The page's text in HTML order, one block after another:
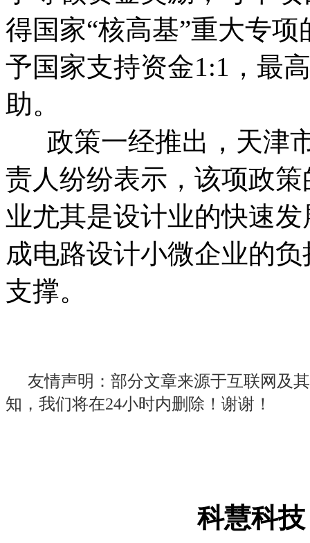
得国家“核高基”重大专
予国家支持资金1:1，最
助。
政策一经推出，天津
责人纷纷表示，该项政
业尤其是设计业的快速
成电路设计小微企业的
支撑。
友情声明：部分文章来源于互联网及
知，我们将在24小时内删除！谢谢！
科慧科技